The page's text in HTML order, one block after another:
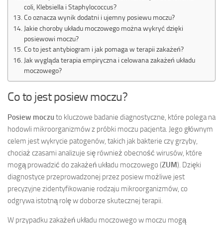
coli, Klebsiella i Staphylococcus?
Co oznacza wynik dodatni i ujemny posiewu moczu?
Jakie choroby układu moczowego można wykryć dzięki
posiewowi moczu?
Co to jest antybiogram i jak pomaga w terapii zakażeń?
Jak wygląda terapia empiryczna i celowana zakażeń układu
moczowego?
Co to jest posiew moczu?
Posiew moczuto kluczowe badanie diagnostyczne, które polega na
hodowli mikroorganizmów z próbki moczu pacjenta. Jego głównym
celem jest wykrycie patogenów, takich jak bakterie czy grzyby,
chociaż czasami analizuje się również obecność wirusów, które
mogą prowadzić do zakażeń układu moczowego (ZUM). Dzięki
diagnostyce przeprowadzonej przez posiew możliwe jest
precyzyjne zidentyfikowanie rodzaju mikroorganizmów, co
odgrywa istotną rolę w doborze skutecznej terapii.
W przypadku zakażeń układu moczowego w moczu mogą